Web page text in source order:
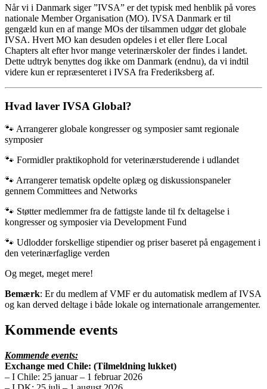
Når vi i Danmark siger ”IVSA” er det typisk med henblik på vores
nationale Member Organisation (MO). IVSA Danmark er til
gengæld kun en af mange MOs der tilsammen udgør det globale
IVSA. Hvert MO kan desuden opdeles i et eller flere Local
Chapters alt efter hvor mange veterinærskoler der findes i landet.
Dette udtryk benyttes dog ikke om Danmark (endnu), da vi indtil
videre kun er repræsenteret i IVSA fra Frederiksberg af.
Hvad laver IVSA Global?
🐾 Arrangerer globale kongresser og symposier samt regionale
symposier
🐾 Formidler praktikophold for veterinærstuderende i udlandet
🐾 Arrangerer tematisk opdelte oplæg og diskussionspaneler
gennem Committees and Networks
🐾 Støtter medlemmer fra de fattigste lande til fx deltagelse i
kongresser og symposier via Development Fund
🐾 Udlodder forskellige stipendier og priser baseret på engagement i
den veterinærfaglige verden
Og meget, meget mere!
Bemærk: Er du medlem af VMF er du automatisk medlem af IVSA
og kan derved deltage i både lokale og internationale arrangementer.
Kommende events
Kommende events:
Exchange med Chile: (Tilmeldning lukket)
– I Chile: 25 januar – 1 februar 2026